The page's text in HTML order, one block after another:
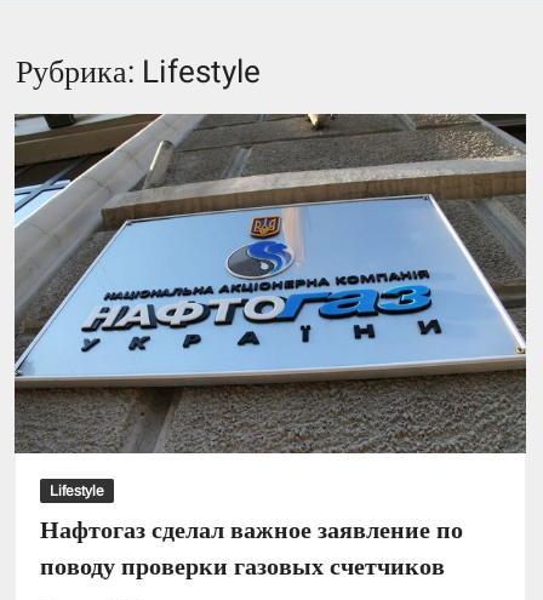
Рубрика: Lifestyle
Lifestyle
Нафтогаз сделал важное заявление по
поводу проверки газовых счетчиков